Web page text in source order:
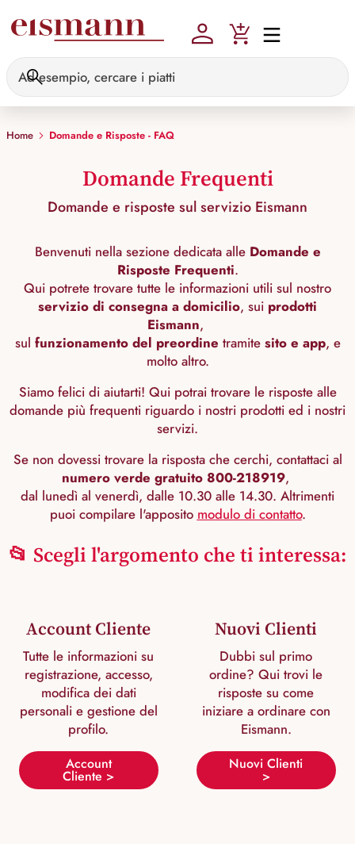
Home Domande e Risposte - FAQ
Domande Frequenti
Domande e risposte sul servizio Eismann
Benvenuti nella sezione dedicata alle Domande e
Risposte Frequenti.
Qui potrete trovare tutte le informazioni utili sul nostro
servizio di consegna a domicilio, sui prodotti
Eismann,
sul funzionamento del preordine tramite sito e app, e
molto altro.
Siamo felici di aiutarti! Qui potrai trovare le risposte alle
domande più frequenti riguardo i nostri prodotti ed i nostri
servizi.
Se non dovessi trovare la risposta che cerchi, contattaci al
numero verde gratuito 800-218919,
dal lunedì al venerdì, dalle 10.30 alle 14.30. Altrimenti
puoi compilare l'apposito modulo di contatto.
📂 Scegli l'argomento che ti interessa:
Account Cliente
Tutte le informazioni su
registrazione, accesso,
modifica dei dati
personali e gestione del
profilo.
Account
Cliente >
Nuovi Clienti
Dubbi sul primo
ordine? Qui trovi le
risposte su come
iniziare a ordinare con
Eismann.
Nuovi Clienti
>